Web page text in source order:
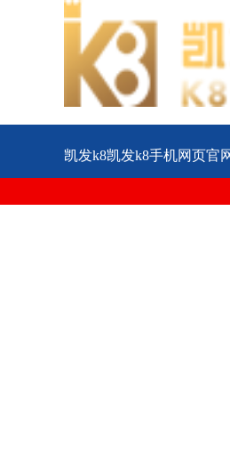
凯发k8凯发k8手机网页官